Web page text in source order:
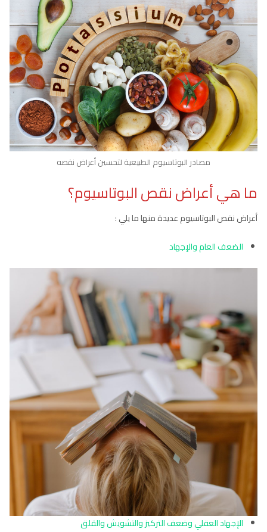
مصادر البوتاسيوم الطبيعية لتحسين أعراض نقصه
ما هي أعراض نقص البوتاسيوم؟
أعراض نقص البوتاسيوم عديدة منها ما يلي :
الضعف العام والإجهاد
الإجهاد العقلي وضعف التركيز والتشويش والقلق